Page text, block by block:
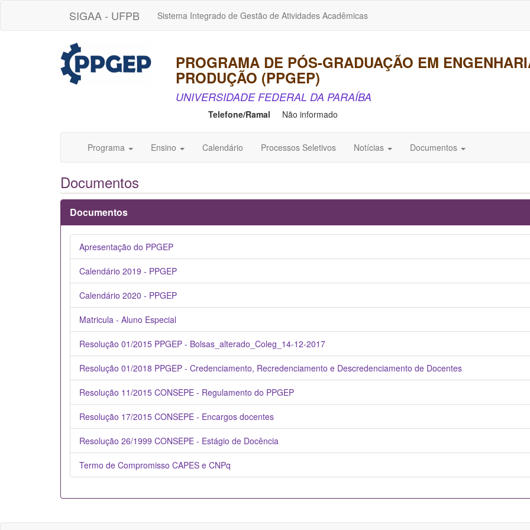
SIGAA - UFPB Sistema Integrado de Gestão de Atividades Acadêmicas
PROGRAMA DE PÓS-GRADUAÇÃO EM
PRODUÇÃO (PPGEP)
UNIVERSIDADE FEDERAL DA PARAÍBA
Telefone/Ramal Não informado
Programa Ensino Calendário Processos Seletivos Notícias Documentos
Documentos
Documentos
Apresentação do PPGEP
Calendário 2019 - PPGEP
Calendário 2020 - PPGEP
Matricula - Aluno Especial
Resolução 01/2015 PPGEP - Bolsas_alterado_Coleg_14-12-2017
Resolução 01/2018 PPGEP - Credenciamento, Recredenciamento e Descredenciamento de Docentes
Resolução 11/2015 CONSEPE - Regulamento do PPGEP
Resolução 17/2015 CONSEPE - Encargos docentes
Resolução 26/1999 CONSEPE - Estágio de Docência
Termo de Compromisso CAPES e CNPq